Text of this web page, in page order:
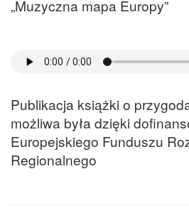
„Muzyczna mapa Europy”
Publikacja książki o
możliwa była dzięki
Europejskiego Funduszu
Regionalnego